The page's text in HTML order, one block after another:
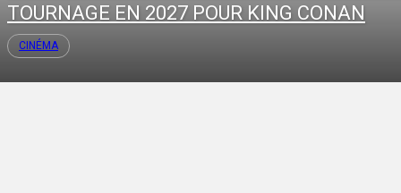
TOURNAGE EN 2027 POUR KING CONAN
CINÉMA